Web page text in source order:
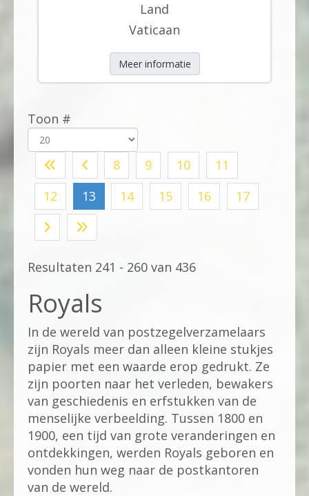
Land
Vaticaan
Meer informatie
Toon #
8 9 10
11
12
13 14 15 16 17
Resultaten 241 - 260 van 436
Royals
In de wereld van postzegelverzamelaars
zijn Royals meer dan alleen kleine stukjes
papier met een waarde erop gedrukt. Ze
zijn poorten naar het verleden, bewakers
van geschiedenis en erfstukken van de
menselijke verbeelding. Tussen 1800 en
1900, een tijd van grote veranderingen en
ontdekkingen, werden Royals geboren en
vonden hun weg naar de postkantoren
van de wereld.